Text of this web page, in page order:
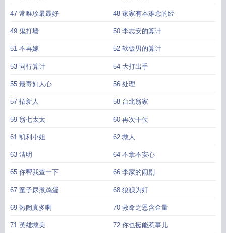
47 常唯珍最最好 48 家家有本难念的经
49 鬼打墙 50 李志安的算计
51 不再嫁 52 软饭男的算计
53 同行算计 54 大打出手
55 最毒妇人心 56 处理
57 招新人 58 台北翁家
59 翁七太太 60 再次干仗
61 凯利小姐 62 救人
63 清明 64 不拿不安心
65 你帮我查一下 66 李家的闹剧
67 童子尿煮鸡蛋 68 狼狈为奸
69 热闹真多啊 70 救命之恩含金量
71 英雄救美 72 你也挺能惹事儿